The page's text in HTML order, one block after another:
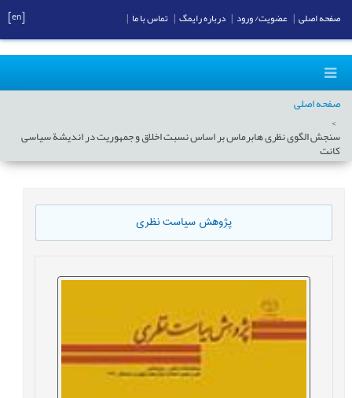
صفحه اصلی
سنجش الگوی نظری هابرماس بر اساس نسبت اخلاق و جمهوریت در اندیشة سیاسی
کانت
پژوهش سیاست نظری
صفحه اصلی عضویت/ ورود درباره رایمگ تماس با ما